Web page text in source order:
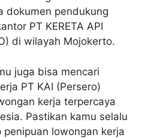
dokumen pendukung
PT KERETA API
di wilayah Mojokerto.
juga bisa mencari
PT KAI (Persero)
kerja terpercaya
Pastikan kamu selalu
lowongan kerja